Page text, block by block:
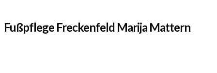
Fußpflege Freckenfeld Marija Mattern